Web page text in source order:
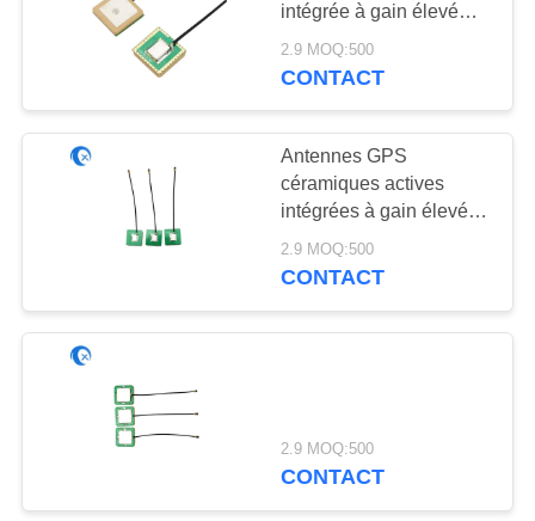
Antenne de 915
mégahertz
30
Antenne de TVHD
intégrée à gain élevé
avec connecteur féminin
U. FL Ipex
2.9 MOQ:500
CONTACT
Antennes GPS
céramiques actives
intégrées à gain élevé
de 22 dBi avec
connecteur Ipex
2.9 MOQ:500
CONTACT
2.9 MOQ:500
CONTACT